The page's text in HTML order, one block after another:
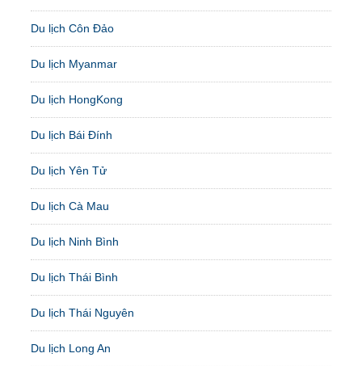
Du lịch Côn Đảo
Du lịch Myanmar
Du lịch HongKong
Du lịch Bái Đính
Du lịch Yên Tử
Du lịch Cà Mau
Du lịch Ninh Bình
Du lịch Thái Bình
Du lịch Thái Nguyên
Du lịch Long An